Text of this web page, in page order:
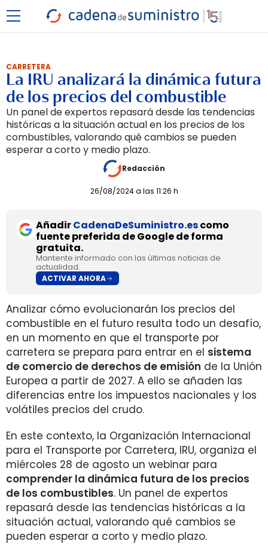
CARRETERA
La IRU analizará la dinámica futura
de los precios del combustible
Un panel de expertos repasará desde las tendencias
históricas a la situación actual en los precios de los
combustibles, valorando qué cambios se pueden
esperar a corto y medio plazo.
Redacción
26/08/2024 a las 11:26 h
AñadirCadenaDeSuministro.escomo
fuente preferida de Google de forma
gratuita.
Mantente informado con las últimas noticias de
actualidad.
ACTIVAR AHORA
Analizar cómo evolucionarán los precios del
combustible en el futuro resulta todo un desafío,
en un momento en que el transporte por
carretera se prepara para entrar en el sistema
de comercio de derechos de emisión de la Unión
Europea a partir de 2027. A ello se añaden las
diferencias entre los impuestos nacionales y los
volátiles precios del crudo.
En este contexto, la Organización Internacional
para el Transporte por Carretera, IRU, organiza el
miércoles 28 de agosto un webinar para
comprender la dinámica futura de los precios
de los combustibles. Un panel de expertos
repasará desde las tendencias históricas a la
situación actual, valorando qué cambios se
pueden esperar a corto y medio plazo.